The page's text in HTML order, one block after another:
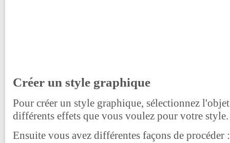
Créer un style graphique
Pour créer un style graphique, sélectionnez
différents effets que vous voulez pour votre style.
Ensuite vous avez différentes façons de procéder :